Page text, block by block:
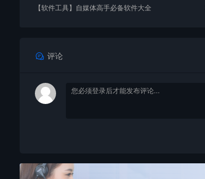
【软件工具】自媒体高手必备软件大全
评论